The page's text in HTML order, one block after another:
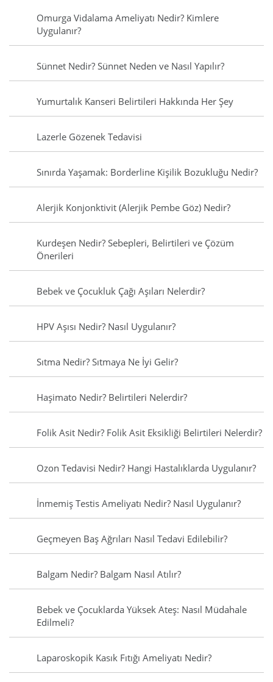
Omurga Vidalama Ameliyatı Nedir? Kimlere
Uygulanır?
Sünnet Nedir? Sünnet Neden ve Nasıl Yapılır?
Yumurtalık Kanseri Belirtileri Hakkında Her Şey
Lazerle Gözenek Tedavisi
Sınırda Yaşamak: Borderline Kişilik Bozukluğu Nedir?
Alerjik Konjonktivit (Alerjik Pembe Göz) Nedir?
Kurdeşen Nedir? Sebepleri, Belirtileri ve Çözüm
Önerileri
Bebek ve Çocukluk Çağı Aşıları Nelerdir?
HPV Aşısı Nedir? Nasıl Uygulanır?
Sıtma Nedir? Sıtmaya Ne İyi Gelir?
Haşimato Nedir? Belirtileri Nelerdir?
Folik Asit Nedir? Folik Asit Eksikliği Belirtileri Nelerdir?
Ozon Tedavisi Nedir? Hangi Hastalıklarda Uygulanır?
İnmemiş Testis Ameliyatı Nedir? Nasıl Uygulanır?
Geçmeyen Baş Ağrıları Nasıl Tedavi Edilebilir?
Balgam Nedir? Balgam Nasıl Atılır?
Bebek ve Çocuklarda Yüksek Ateş: Nasıl Müdahale
Edilmeli?
Laparoskopik Kasık Fıtığı Ameliyatı Nedir?